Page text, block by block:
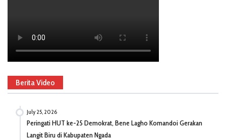
Berita Video
July 25, 2026
Peringati HUT ke-25 Demokrat, Bene Lagho Komandoi Gerakan
Langit Biru di Kabupaten Ngada